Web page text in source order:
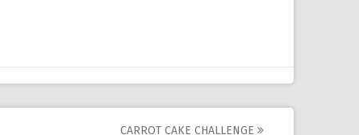
CARROT CAKE CHALLENGE